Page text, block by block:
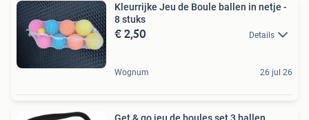
Kleurrijke Jeu de Boule ballen in netje -
8 stuks
€ 2,50 Details
Wognum 26 jul 26